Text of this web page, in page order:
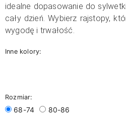
idealne dopasowanie do
cały dzień. Wybierz rajstopy,
wygodę i trwałość.
Inne kolory:
Rozmiar:
68-74 80-86